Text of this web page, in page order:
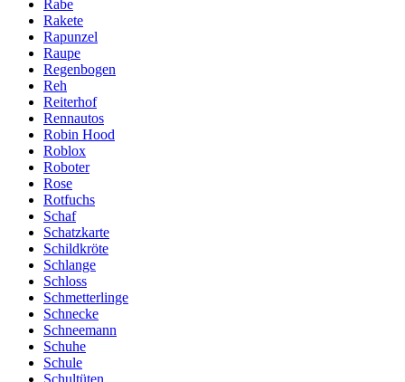
Rabe
Rakete
Rapunzel
Raupe
Regenbogen
Reh
Reiterhof
Rennautos
Robin Hood
Roblox
Roboter
Rose
Rotfuchs
Schaf
Schatzkarte
Schildkröte
Schlange
Schloss
Schmetterlinge
Schnecke
Schneemann
Schuhe
Schule
Schultüten